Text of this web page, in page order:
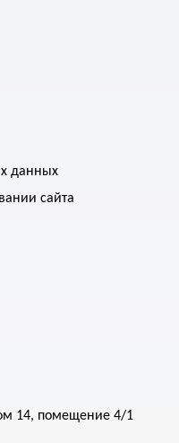
данных
сайта
14, помещение 4/1